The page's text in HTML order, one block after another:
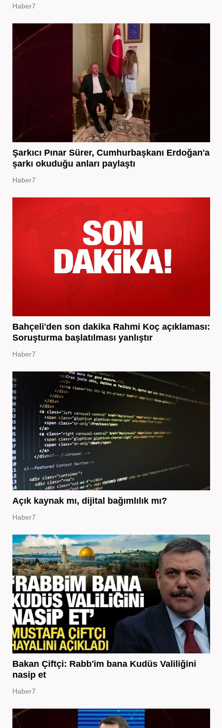
Haber7
Şarkıcı Pınar Sürer, Cumhurbaşkanı Erdoğan'a
şarkı okuduğu anları paylaştı
Haber7
Bahçeli'den son dakika Rahmi Koç açıklaması:
Soruşturma başlatılması yanlıştır
Haber7
Açık kaynak mı, dijital bağımlılık mı?
Haber7
Bakan Çiftçi: Rabb'im bana Kudüs Valiliğini
nasip et
Haber7